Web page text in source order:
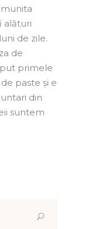
alături
de zile.
de
primele
paste și e
din
suntem